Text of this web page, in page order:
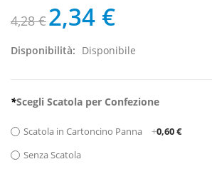
4,28 €2,34 €
Disponibilità: Disponibile
*Scegli Scatola per Confezione
Scatola in Cartoncino Panna +0,60 €
Senza Scatola